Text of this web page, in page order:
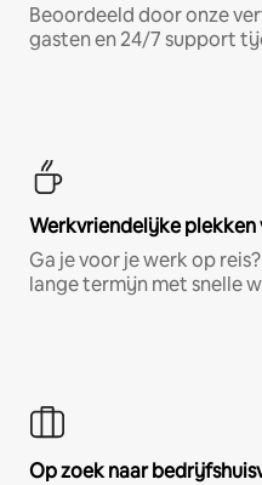
Beoordeeld door onze
gasten en 24/7 support
Werkvriendelijke
Ga je voor je werk op
lange termijn met snelle
Op zoek naar